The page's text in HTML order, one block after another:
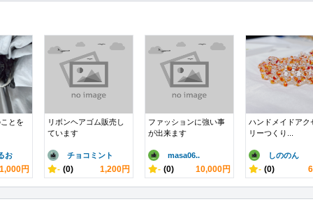
とを
お
1,000円
リボンヘアゴム販売し
ています
チョコミント
- (0) 1,200円
ファッションに強い事
が出来ます
masa06..
- (0) 10,000円
ハンドメイドアク
リーつくり...
しののん
- (0)